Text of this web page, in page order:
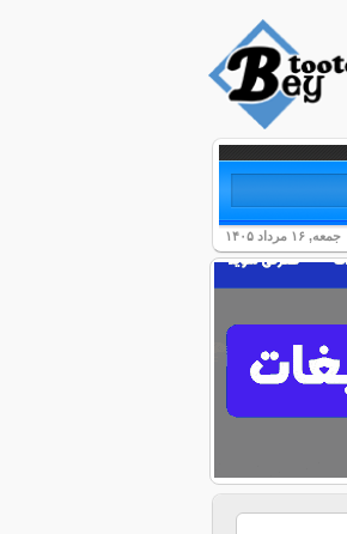
جمعه, ۱۶ مرداد ۱۴۰۵